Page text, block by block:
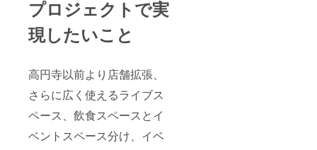
プロジェクトで実
現したいこと
高円寺以前より店舗拡張、
さらに広く使えるライブス
ペース、飲食スペースとイ
ベントスペース分け、イベ